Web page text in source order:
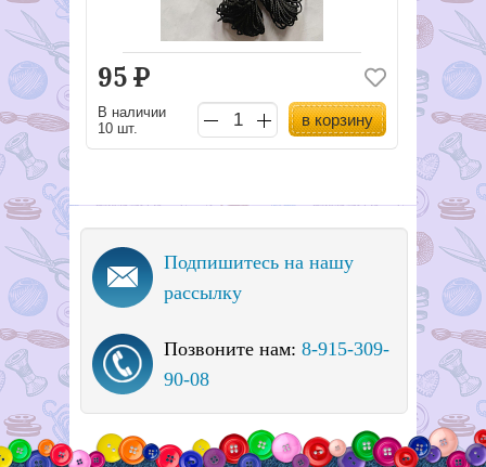
95Р
В наличии
10 шт.
в корзину
Подпишитесь на нашу
рассылку
Позвоните нам: 8-915-309-
90-08